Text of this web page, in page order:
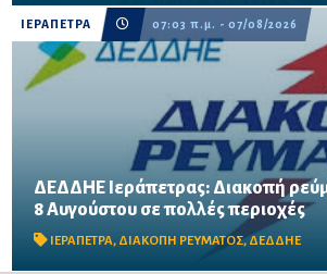
ΙΕΡΑΠΕΤΡΑ 07:03 π.μ. - 07/08/2026
ΔΕΔΔΗΕ Ιεράπετρας: Διακοπή
8 Αυγούστου σε πολλές περιοχές
ΙΕΡΑΠΕΤΡΑ, ΔΙΑΚΟΠΗ ΡΕΥΜΑΤΟΣ, ΔΕΔΔΗΕ
Η ηλεκτροδότηση θα διακοπεί από τις
λόγω απαραίτητων τεχνικών εργασιών –
περιοχές που θα επηρεαστούν.